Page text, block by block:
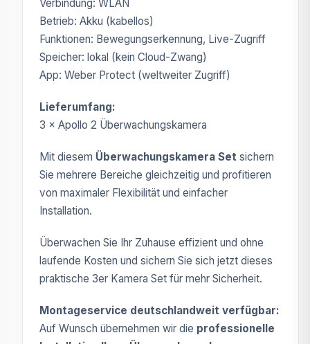
Verbindung: WLAN
Betrieb: Akku (kabellos)
Funktionen: Bewegungserkennung, Live-Zugriff
Speicher: lokal (kein Cloud-Zwang)
App: Weber Protect (weltweiter Zugriff)
Lieferumfang:
3 × Apollo 2 Überwachungskamera
Mit diesem Überwachungskamera Set sichern
Sie mehrere Bereiche gleichzeitig und profitieren
von maximaler Flexibilität und einfacher
Installation.
Überwachen Sie Ihr Zuhause effizient und ohne
laufende Kosten und sichern Sie sich jetzt dieses
praktische 3er Kamera Set für mehr Sicherheit.
Montageservice deutschlandweit verfügbar:
Auf Wunsch übernehmen wir die professionelle